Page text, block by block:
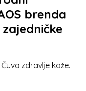
brenda
zdravlje kože.